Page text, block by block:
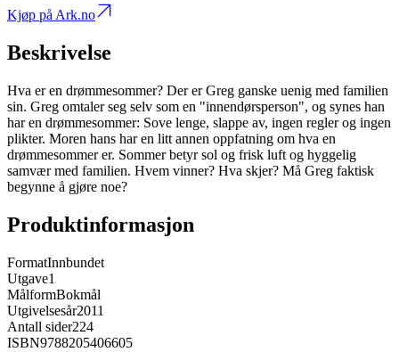
Kjøp på Ark.no
Beskrivelse
Hva er en drømmesommer? Der er Greg ganske uenig med familien
sin. Greg omtaler seg selv som en "innendørsperson", og synes han
har en drømmesommer: Sove lenge, slappe av, ingen regler og ingen
plikter. Moren hans har en litt annen oppfatning om hva en
drømmesommer er. Sommer betyr sol og frisk luft og hyggelig
samvær med familien. Hvem vinner? Hva skjer? Må Greg faktisk
begynne å gjøre noe?
Produktinformasjon
FormatInnbundet
Utgave1
MålformBokmål
Utgivelsesår2011
Antall sider224
ISBN9788205406605